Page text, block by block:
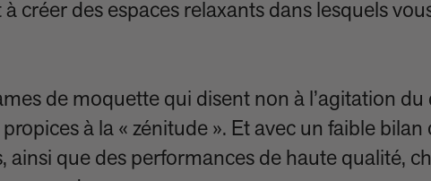
créer des espaces relaxants dans lesquels
de moquette qui disent non à l’agitation
à la « zénitude ». Et avec un faible bilan
ainsi que des performances de haute qualité,